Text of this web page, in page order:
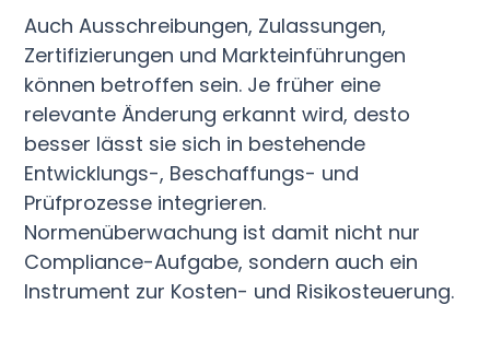
Auch Ausschreibungen, Zulassungen,
Zertifizierungen und Markteinführungen
können betroffen sein. Je früher eine
relevante Änderung erkannt wird, desto
besser lässt sie sich in bestehende
Entwicklungs-, Beschaffungs- und
Prüfprozesse integrieren.
Normenüberwachung ist damit nicht nur
Compliance-Aufgabe, sondern auch ein
Instrument zur Kosten- und Risikosteuerung.